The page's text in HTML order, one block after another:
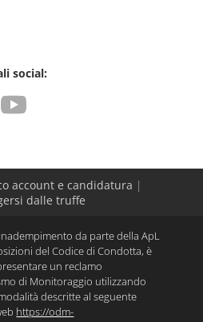
social:

account e candidatura |
dalle truffe
da parte della ApL
del Codice di Condotta, è
un reclamo
di Monitoraggio utilizzando
descritte al seguente
https://odm-